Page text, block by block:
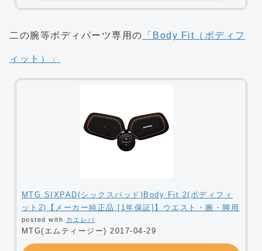
二の腕等ボディパーツ専用の 「Body Fit（ボディフ
ィット）」
MTG SIXPAD(シックスパッド)Body Fit 2(ボディフィ
ット2)【メーカー純正品 [1年保証]】ウエスト・腕・脚用
posted with カエレバ
MTG(エムティージー) 2017-04-29